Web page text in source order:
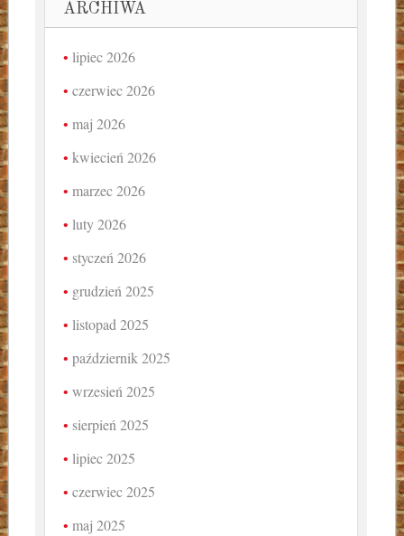
ARCHIWA
lipiec 2026
czerwiec 2026
maj 2026
kwiecień 2026
marzec 2026
luty 2026
styczeń 2026
grudzień 2025
listopad 2025
październik 2025
wrzesień 2025
sierpień 2025
lipiec 2025
czerwiec 2025
maj 2025